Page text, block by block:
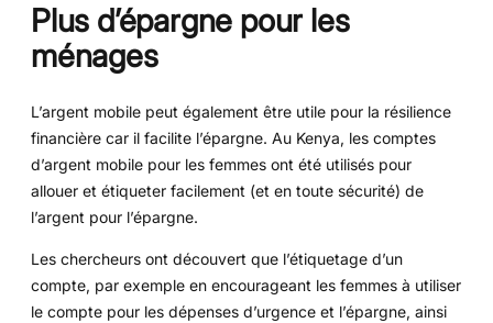
Plus d’épargne pour les
ménages
L’argent mobile peut également être utile pour la résilience
financière car il facilite l’épargne. Au Kenya, les comptes
d’argent mobile pour les femmes ont été utilisés pour
allouer et étiqueter facilement (et en toute sécurité) de
l’argent pour l’épargne.
Les chercheurs ont découvert que l’étiquetage d’un
compte, par exemple en encourageant les femmes à utiliser
le compte pour les dépenses d’urgence et l’épargne, ainsi